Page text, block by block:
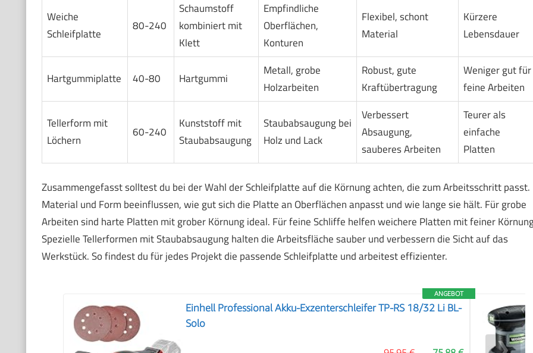
Weiche
Schleifplatte
80-240
Schaumstoff
kombiniert mit
Klett
Empfindliche
Oberflächen,
Konturen
Flexibel, schont
Material
Kürzere
Lebensdauer
Hartgummiplatte 40-80 Hartgummi
Metall, grobe
Holzarbeiten
Robust, gute
Kraftübertragung
Weniger gut für
feine Arbeiten
Tellerform mit
Löchern
60-240
Kunststoff mit
Staubabsaugung
Staubabsaugung bei
Holz und Lack
Verbessert
Absaugung,
sauberes Arbeiten
Teurer als
einfache
Platten
Zusammengefasst solltest du bei der Wahl der Schleifplatte auf die Körnung achten, die zum Arbeitsschritt passt.
Material und Form beeinflussen, wie gut sich die Platte an Oberflächen anpasst und wie lange sie hält. Für grobe
Arbeiten sind harte Platten mit grober Körnung ideal. Für feine Schliffe helfen weichere Platten mit feiner
Spezielle Tellerformen mit Staubabsaugung halten die Arbeitsfläche sauber und verbessern die Sicht auf das
Werkstück. So findest du für jedes Projekt die passende Schleifplatte und arbeitest effizienter.
ANGEBOT
Einhell Professional Akku-Exzenterschleifer TP-RS 18/32 Li BL-
Solo